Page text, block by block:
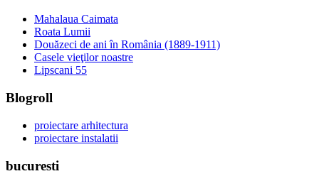
Mahalaua Caimata
Roata Lumii
Douăzeci de ani în România (1889-1911)
Casele vieţilor noastre
Lipscani 55
Blogroll
proiectare arhitectura
proiectare instalatii
bucuresti